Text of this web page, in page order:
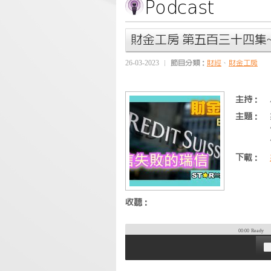
財金工房 第五百三十四集
26-03-2023 節目分類： 財經 、 財金工房
主持：
主題：
下載：
收聽：
00:00 Ready